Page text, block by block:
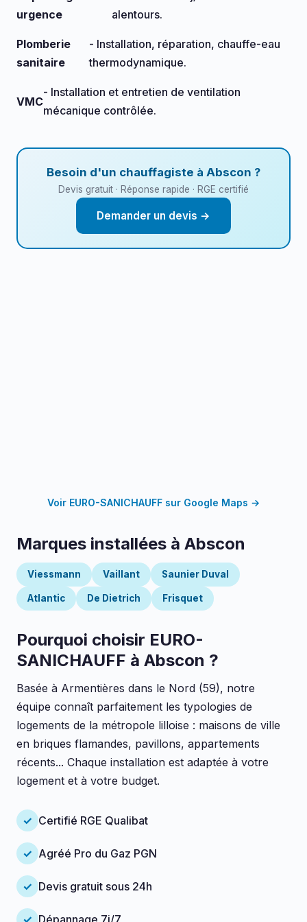
urgence
alentours.
Plomberie
sanitaire
- Installation, réparation, chauffe-eau
thermodynamique.
VMC
- Installation et entretien de ventilation
mécanique contrôlée.
Besoin d'un chauffagiste à Abscon ?
Devis gratuit · Réponse rapide · RGE certifié
Demander un devis →
Voir EURO-SANICHAUFF sur Google Maps →
Marques installées à Abscon
Viessmann Vaillant Saunier Duval
Atlantic De Dietrich Frisquet
Pourquoi choisir EURO-
SANICHAUFF à Abscon ?
Basée à Armentières dans le Nord (59), notre
équipe connaît parfaitement les typologies de
logements de la métropole lilloise : maisons de ville
en briques flamandes, pavillons, appartements
récents... Chaque installation est adaptée à votre
logement et à votre budget.
✓ Certifié RGE Qualibat
✓ Agréé Pro du Gaz PGN
✓ Devis gratuit sous 24h
✓ Dépannage 7j/7